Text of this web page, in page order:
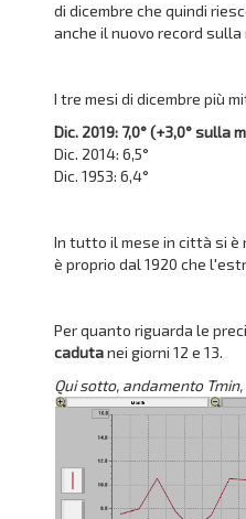
di dicembre che quindi
anche il nuovo record sulla
I tre mesi di dicembre più
Dic. 2019: 7,0° (+3,0° sulla
Dic. 2014: 6,5°
Dic. 1953: 6,4°
In tutto il mese in città si
è proprio dal 1920 che
Per quanto riguarda le
cadutanei giorni 12 e 13.
Qui sotto, andamento